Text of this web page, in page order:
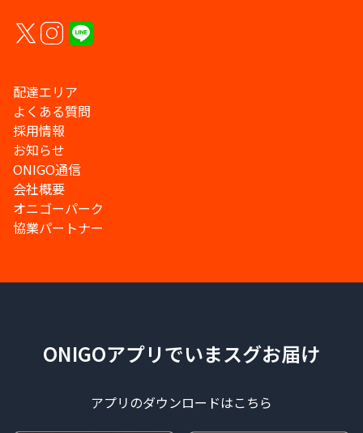
配達エリア
よくある質問
採用情報
お知らせ
ONIGO通信
会社概要
オニゴーパーク
協業パートナー
ONIGOアプリでいまスグお届け
アプリのダウンロードはこちら